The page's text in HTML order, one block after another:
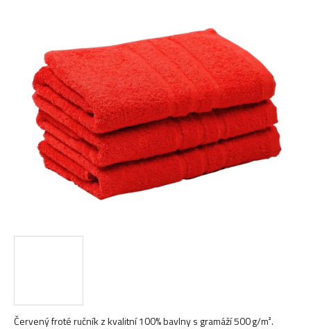
Červený froté ručník z kvalitní 100% bavlny s gramáží 500 g/m².
hvězdiček.